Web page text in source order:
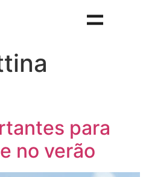
para
no verão